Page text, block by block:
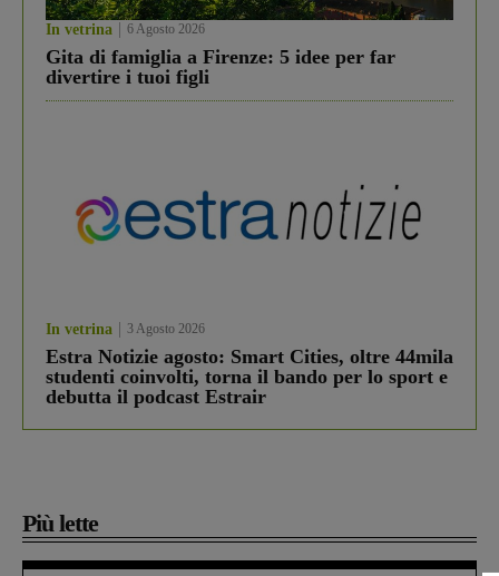
In vetrina 6 Agosto 2026
Gita di famiglia a Firenze: 5 idee per far
divertire i tuoi figli
In vetrina 3 Agosto 2026
Estra Notizie agosto: Smart Cities, oltre 44mila
studenti coinvolti, torna il bando per lo sport e
debutta il podcast Estrair
Più lette